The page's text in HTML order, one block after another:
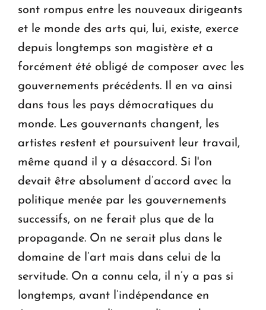
sont rompus entre les nouveaux dirigeants
et le monde des arts qui, lui, existe, exerce
depuis longtemps son magistère et a
forcément été obligé de composer avec les
gouvernements précédents. Il en va ainsi
dans tous les pays dé­mo­cratiques du
monde. Les gouvernants changent, les
artistes restent et poursuivent leur travail,
même quand il y a désaccord. Si l'on
devait être absolument d’accord avec la
po­li­tique menée par les gouvernements
successifs, on ne ferait plus que de la
propa­gande. On ne serait plus dans le
domaine de l’art mais dans celui de la
servitude. On a connu cela, il n’y a pas si
longtemps, avant l’indépendance en